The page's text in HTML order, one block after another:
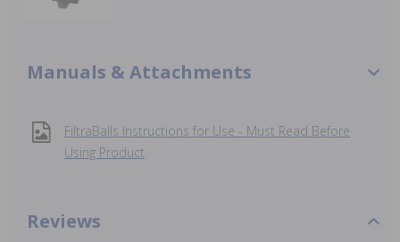
Manuals & Attachments
FiltraBalls Instructions for Use - Must Read Before
Using Product
Reviews